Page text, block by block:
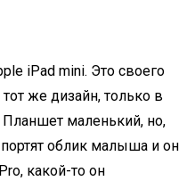
iPad mini. Это своего
же дизайн, только в
маленький, но,
облик малыша и он
какой-то он